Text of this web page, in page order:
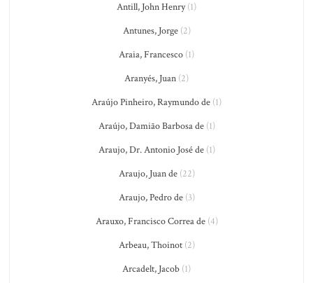
Antill, John Henry(1)
Antunes, Jorge(2)
Araia, Francesco (1)
Aranyés, Juan (2)
Araújo Pinheiro, Raymundo de (1)
Araújo, Damião Barbosa de(1)
Araujo, Dr. Antonio José de(1)
Araujo, Juan de(22)
Araujo, Pedro de(3)
Arauxo, Francisco Correa de(4)
Arbeau, Thoinot(2)
Arcadelt, Jacob (1)